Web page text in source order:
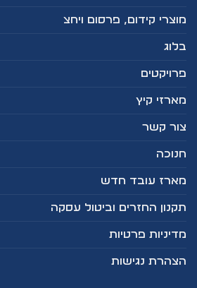
מוצרי קידום, פרסום ויחצ
בלוג
פרויקטים
מארזי קיץ
צור קשר
חנוכה
מארז עובד חדש
תקנון החזרים וביטול עסקה
מדיניות פרטיות
הצהרת נגישות